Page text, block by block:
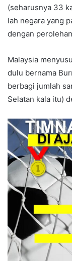
(seharusnya 33
lah negara yang
dengan
Malaysia
dulu bernama
berbagi jumlah
Selatan kala itu)